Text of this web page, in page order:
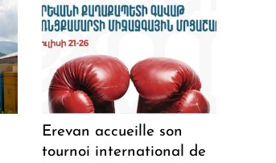
Erevan accueille son
tournoi international de